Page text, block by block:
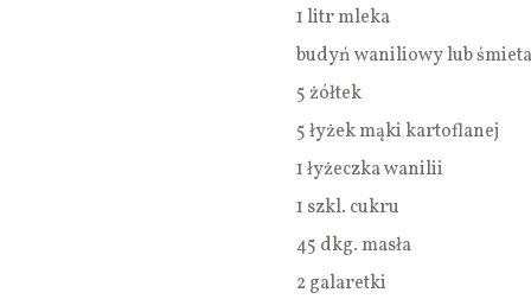
1 litr mleka
budyń waniliowy lub
5 żółtek
5 łyżek mąki kartoflanej
1 łyżeczka wanilii
1 szkl. cukru
45 dkg. masła
2 galaretki